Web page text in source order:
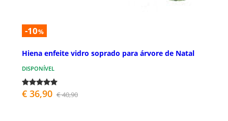
-10%
Hiena enfeite vidro soprado para árvore de Natal
DISPONÍVEL
€ 36,90 € 40,90